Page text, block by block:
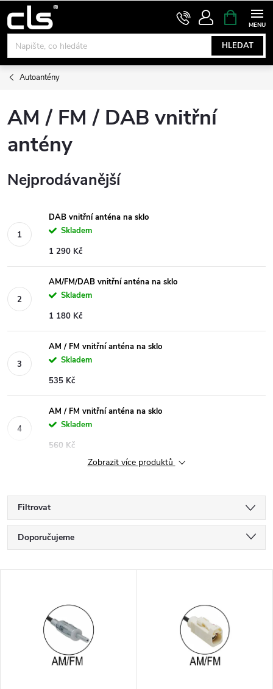
na
obsah
HLEDAT
NÁKUPNÍ
KOŠÍK
Autoantény
AM / FM / DAB vnitřní
antény
Nejprodávanější
DAB vnitřní anténa na sklo
Skladem
1 290 Kč
AM/FM/DAB vnitřní anténa na sklo
Skladem
1 180 Kč
AM / FM vnitřní anténa na sklo
Skladem
535 Kč
AM / FM vnitřní anténa na sklo
Skladem
560 Kč
Zobrazit více produktů
Filtrovat
Ř
a
Doporučujeme
Nejprodávanější
Abecedně